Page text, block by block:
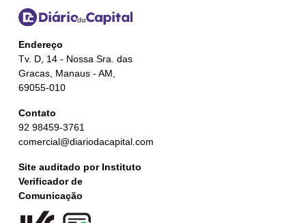
Endereço
Tv. D, 14 - Nossa Sra. das
Gracas, Manaus - AM,
69055-010
Contato
92 98459-3761
comercial@diariodacapital.com
Site auditado por Instituto
Verificador de
Comunicação